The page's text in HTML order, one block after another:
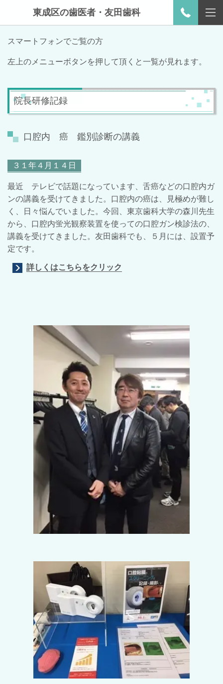
東成区の歯医者・友田歯科
スマートフォンでご覧の方
左上のメニューボタンを押して頂くと一覧が見れます。
院長研修記録
口腔内 癌 鑑別診断の講義
３１年４月１４日
最近 テレビで話題になっています、舌癌などの口腔内ガ
ンの講義を受けてきました。口腔内の癌は、見極めが難し
く、日々悩んでいました。今回、東京歯科大学の森川先生
から、口腔内蛍光観察装置を使っての口腔ガン検診法の、
講義を受けてきました。友田歯科でも、５月には、設置予
定です。
詳しくはこちらをクリック